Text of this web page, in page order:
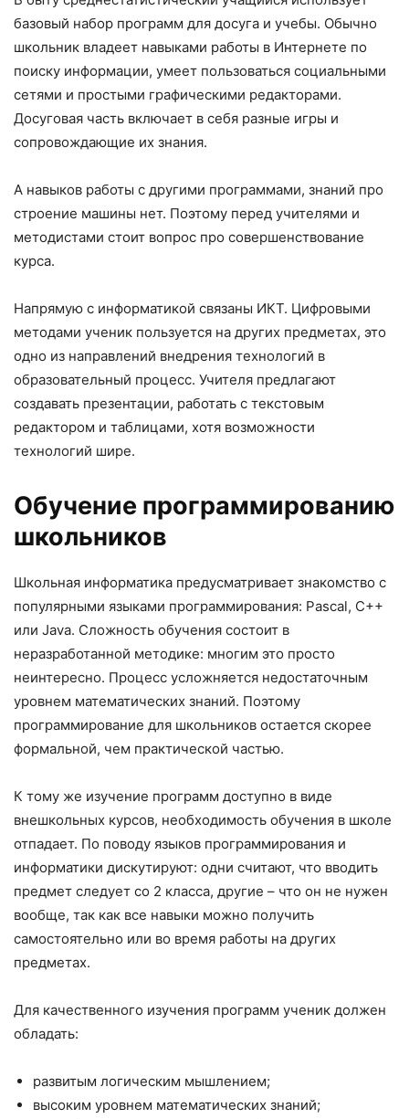
базовый набор программ для досуга и учебы. Обычно
школьник владеет навыками работы в Интернете по
поиску информации, умеет пользоваться социальными
сетями и простыми графическими редакторами.
Досуговая часть включает в себя разные игры и
сопровождающие их знания.
А навыков работы с другими программами, знаний про
строение машины нет. Поэтому перед учителями и
методистами стоит вопрос про совершенствование
курса.
Напрямую с информатикой связаны ИКТ. Цифровыми
методами ученик пользуется на других предметах, это
одно из направлений внедрения технологий в
образовательный процесс. Учителя предлагают
создавать презентации, работать с текстовым
редактором и таблицами, хотя возможности
технологий шире.
Обучение программированию
школьников
Школьная информатика предусматривает знакомство с
популярными языками программирования: Pascal, C++
или Java. Сложность обучения состоит в
неразработанной методике: многим это просто
неинтересно. Процесс усложняется недостаточным
уровнем математических знаний. Поэтому
программирование для школьников остается скорее
формальной, чем практической частью.
К тому же изучение программ доступно в виде
внешкольных курсов, необходимость обучения в школе
отпадает. По поводу языков программирования и
информатики дискутируют: одни считают, что вводить
предмет следует со 2 класса, другие – что он не нужен
вообще, так как все навыки можно получить
самостоятельно или во время работы на других
предметах.
Для качественного изучения программ ученик должен
обладать:
развитым логическим мышлением;
высоким уровнем математических знаний;